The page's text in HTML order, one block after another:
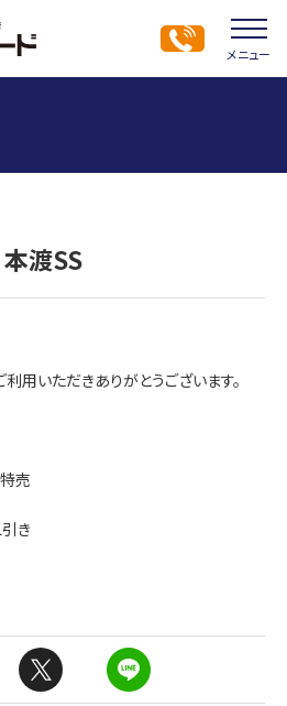
メニュー
渡SS
用いただきありがとうございます。
売
き